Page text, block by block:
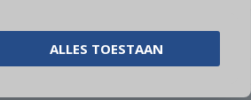
voerden sollicitatiegesprekken
die hartstikke leuk bleken
over opwaartse krachten en
ALLES TOESTAAN